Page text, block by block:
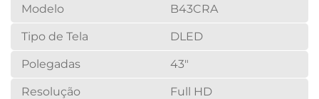
Modelo B43CRA
Tipo de Tela DLED
Polegadas 43"
Resolução Full HD